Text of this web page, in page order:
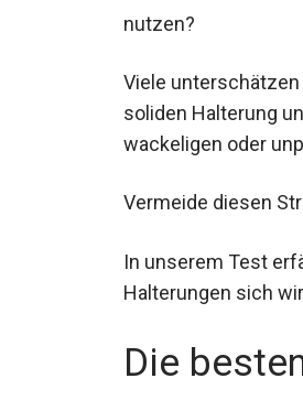
nutzen?
Viele
soliden Halterung
wackeligen oder
Vermeide diesen
In unserem Test
Halterungen sich
Die